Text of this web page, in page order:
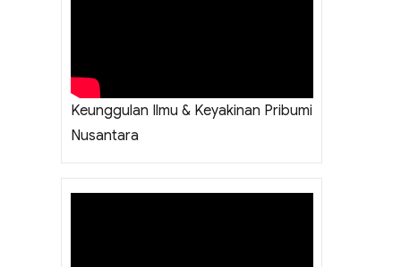
Keunggulan Ilmu & Keyakinan Pribumi
Nusantara